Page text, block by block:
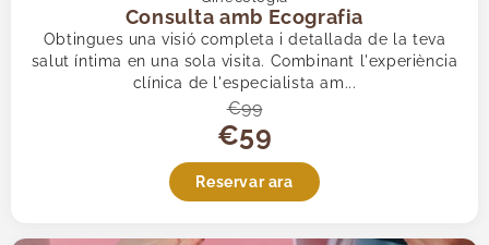
Vascular
Veure-les totes
Consulta amb Ecografia
Obtingues una visió completa i detallada de la teva
salut íntima en una sola visita. Combinant l'experiència
clínica de l'especialista am...
€99
€59
Reservar ara